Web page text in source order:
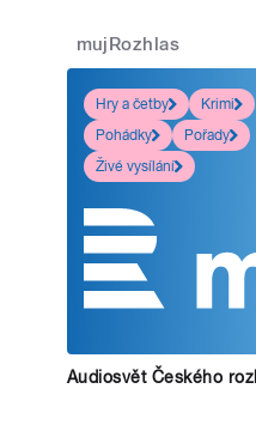
mujRozhlas
Hry a četby
Krimi
Pohádky
Pořady
Živé vysílání
Audiosvět Českého